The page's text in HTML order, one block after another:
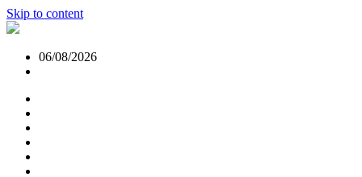
Skip to content
06/08/2026